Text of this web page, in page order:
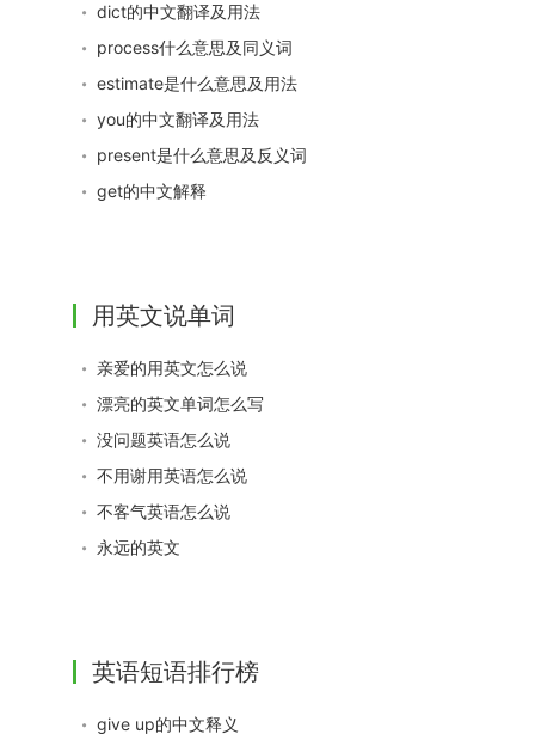
dict的中文翻译及用法
process什么意思及同义词
estimate是什么意思及用法
you的中文翻译及用法
present是什么意思及反义词
get的中文解释
用英文说单词
亲爱的用英文怎么说
漂亮的英文单词怎么写
没问题英语怎么说
不用谢用英语怎么说
不客气英语怎么说
永远的英文
英语短语排行榜
give up的中文释义